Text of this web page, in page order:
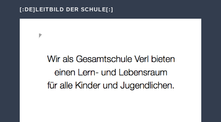
[:DE]LEITBILD DER SCHULE[:]